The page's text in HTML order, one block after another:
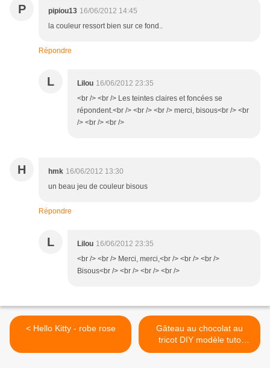
P pipiou13 16/06/2012 14:45
la couleur ressort bien sur ce fond..
Répondre
L Lilou 16/06/2012 23:35
<br /> <br /> Les teintes claires et foncées se
répondent.<br /> <br /> <br /> merci, bisous<br /> <br
/> <br /> <br />
H hmk 16/06/2012 13:30
un beau jeu de couleur bisous
Répondre
L Lilou 16/06/2012 23:35
<br /> <br /> Merci, merci,<br /> <br /> <br />
Bisous<br /> <br /> <br /> <br />
< Hello Kitty - robe rose
Gâteau au chocolat au
tricot DIY modèle tuto
gratuit >